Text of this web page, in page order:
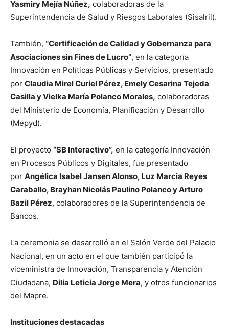
Yasmiry Mejía Núñez, colaboradoras de la
Superintendencia de Salud y Riesgos Laborales (Sisalril).
También, “Certificación de Calidad y Gobernanza para
Asociaciones sin Fines de Lucro”, en la categoría
Innovación en Políticas Públicas y Servicios, presentado
por Claudia Mirel Curiel Pérez, Emely Cesarina Tejeda
Casilla y Vielka María Polanco Morales, colaboradoras
del Ministerio de Economía, Planificación y Desarrollo
(Mepyd).
El proyecto “SB Interactivo”, en la categoría Innovación
en Procesos Públicos y Digitales, fue presentado
por Angélica Isabel Jansen Alonso, Luz Marcia Reyes
Caraballo, Brayhan Nicolás Paulino Polanco y Arturo
Bazil Pérez, colaboradores de la Superintendencia de
Bancos.
La ceremonia se desarrolló en el Salón Verde del Palacio
Nacional, en un acto en el que también participó la
viceministra de Innovación, Transparencia y Atención
Ciudadana, Dilia Leticia Jorge Mera, y otros funcionarios
del Mapre.
Instituciones destacadas